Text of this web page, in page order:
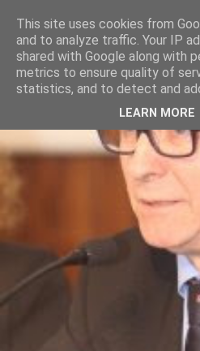
This site uses cookies from
and to analyze traffic. Your IP
shared with Google along with
metrics to ensure quality of
statistics, and to detect and
LEARN MORE